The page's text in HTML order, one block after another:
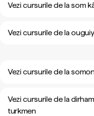
Vezi cursurile de la som
Vezi cursurile de la
Vezi cursurile de la
Vezi cursurile de la
turkmen